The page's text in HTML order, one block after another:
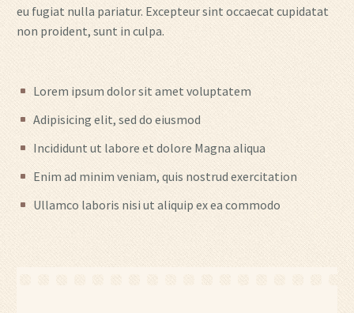
eu fugiat nulla pariatur. Excepteur sint occaecat cupidatat
non proident, sunt in culpa.
Lorem ipsum dolor sit amet voluptatem
Adipisicing elit, sed do eiusmod
Incididunt ut labore et dolore Magna aliqua
Enim ad minim veniam, quis nostrud exercitation
Ullamco laboris nisi ut aliquip ex ea commodo